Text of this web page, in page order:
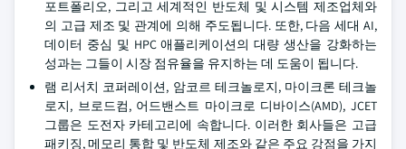
포트폴리오, 그리고 세계적인 반도체 및 시스템 제조업체와
의 고급 제조 및 관계에 의해 주도됩니다. 또한, 다음 세대 AI,
데이터 중심 및 HPC 애플리케이션의 대량 생산을 강화하는
성과는 그들이 시장 점유율을 유지하는 데 도움이 됩니다.
램 리서치 코퍼레이션, 암코르 테크놀로지, 마이크론 테크놀
로지, 브로드컴, 어드밴스트 마이크로 디바이스(AMD), JCET
그룹은 도전자 카테고리에 속합니다. 이러한 회사들은 고급
패키징, 메모리 통합 및 반도체 제조와 같은 주요 강점을 가지